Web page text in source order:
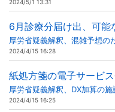
2024/5/1 13:31
6月診療分届け出、可能
厚労省疑義解釈、混雑予想の
2024/4/15 16:28
紙処方箋の電子サービ
厚労省疑義解釈、DX加算の施
2024/4/15 16:25